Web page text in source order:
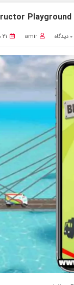
۰ دیدگاه amir ۲۱ مرداد ۱۴۰۱